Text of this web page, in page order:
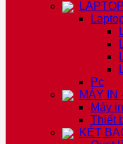
Pc
MÁY IN
Máy in
Thiết
KÉT